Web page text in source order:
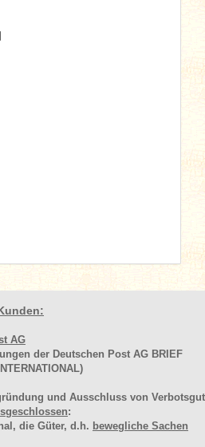
AG
der Deutschen Post AG BRIEF
und Ausschluss von Verbotsgut
:
die Güter, d.h. bewegliche Sachen